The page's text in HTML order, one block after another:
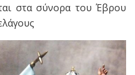
στα σύνορα του Έβρου